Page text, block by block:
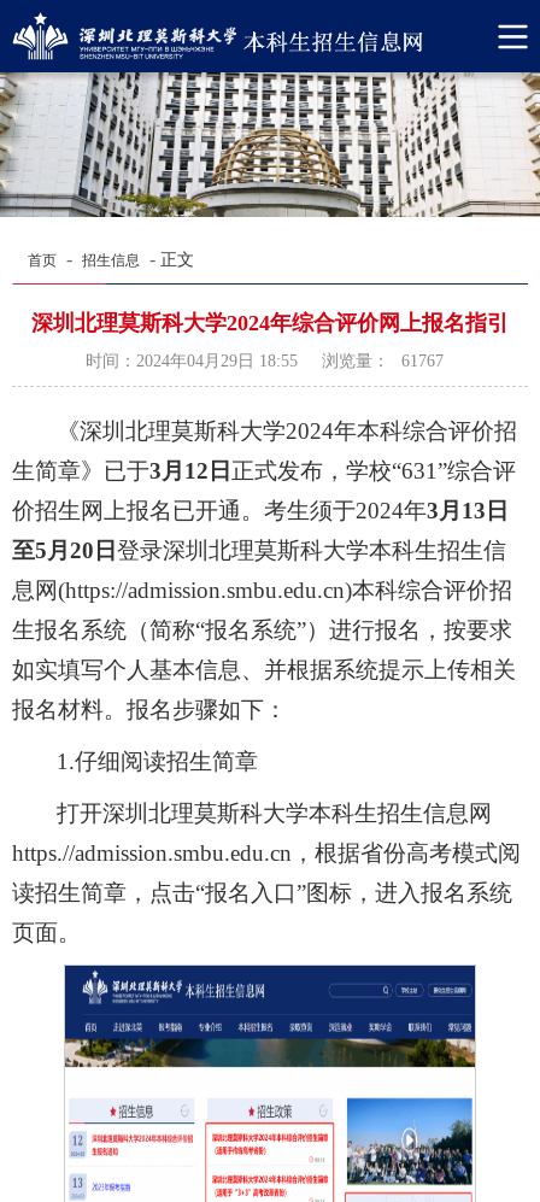
首页 - 招生信息 - 正文
深圳北理莫斯科大学2024年综合评价网上报名指引
时间：2024年04月29日 18:55 浏览量： 61767
《深圳北理莫斯科大学2024年本科综合评价招
生简章》已于3月12日 正式发布，学校“631”综合评
价招生网上报名已开通。考生须于2024年3月13日
至5月20日登录深圳北理莫斯科大学本科生招生信
息网(https://admission.smbu.edu.cn)本科综合评价招
生报名系统（简称“报名系统”）进行报名，按要求
如实填写个人基本信息、并根据系统提示上传相关
报名材料。报名步骤如下：
1.仔细阅读招生简章
打开深圳北理莫斯科大学本科生招生信息网
https.//admission.smbu.edu.cn，根据省份高考模式阅
读招生简章，点击“报名入口”图标，进入报名系统
页面。